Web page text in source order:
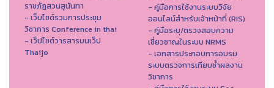
ราชภัฏสวนสุนันทา
- เว็บไซต์รวมการประชุม
วิชาการ Conference in thai
- เว็ปไซต์วารสารบนเว็ป
Thaijo
- คู่มือการใช้งานระบบวิจัย
ออนไลน์สำหรับเจ้าหน้าที่ (RIS)
- คู่มือระบุ/ตรวจสอบความ
เชี่ยวชาญในระบบ NRMS
- เอกสารประกอบการอบรม
ระบบตรวจการเทียบซ้ำผลงาน
วิชาการ